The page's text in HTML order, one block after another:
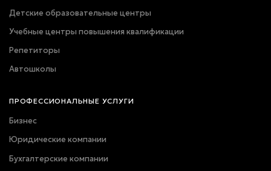
Детские образовательные центры
Учебные центры повышения квалификации
Репетиторы
Автошколы
ПРОФЕССИОНАЛЬНЫЕ УСЛУГИ
Бизнес
Юридические компании
Бухгалтерские компании